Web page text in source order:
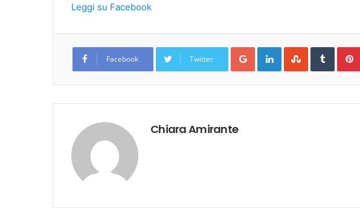
Leggi su Facebook
Facebook Twitter
Google+LinkedInStumbleUpon
Tumblr
Chiara Amirante